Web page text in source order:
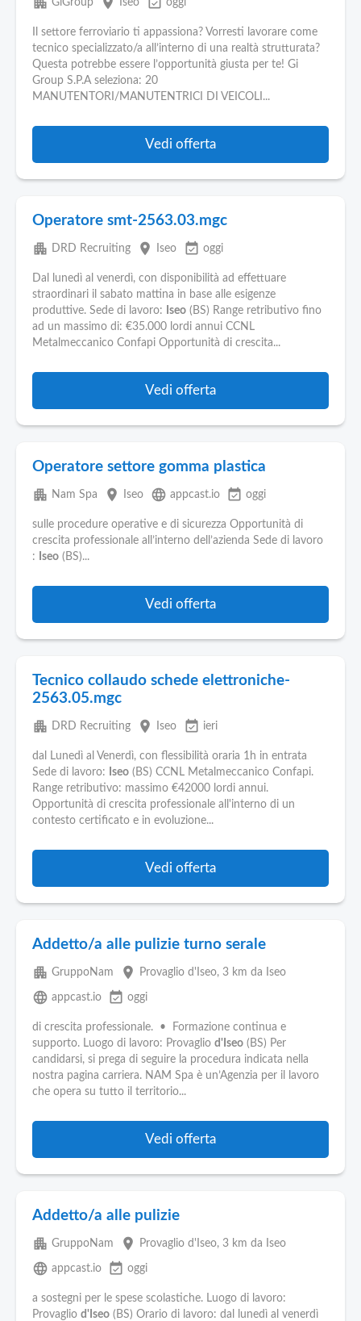
GiGroup Iseo oggi
Il settore ferroviario ti appassiona? Vorresti lavorare come
tecnico specializzato/a all’interno di una realtà strutturata?
Questa potrebbe essere l’opportunità giusta per te! Gi
Group S.P.A seleziona: 20
MANUTENTORI/MANUTENTRICI DI VEICOLI...
Vedi offerta
Operatore smt-2563.03.mgc
apartment DRD Recruiting place Iseo event_available oggi
Dal lunedì al venerdì, con disponibilità ad effettuare
straordinari il sabato mattina in base alle esigenze
produttive. Sede di lavoro:
Iseo (BS) Range retributivo fino
ad un massimo di: €35.000 lordi annui CCNL
Metalmeccanico Confapi Opportunità di crescita...
Vedi offerta
Operatore settore gomma plastica
apartment Nam Spa place Iseo language appcast.io event_available oggi
sulle procedure operative e di sicurezza Opportunità di
crescita professionale all’interno dell’azienda Sede di lavoro
:
Iseo (BS)...
Vedi offerta
Tecnico collaudo schede elettroniche-
2563.05.mgc
apartment DRD Recruiting place Iseo event_available ieri
dal Lunedì al Venerdì, con flessibilità oraria 1h in entrata
Sede di lavoro:
Iseo (BS) CCNL Metalmeccanico Confapi.
Range retributivo: massimo €42000 lordi annui.
Opportunità di crescita professionale all'interno di un
contesto certificato e in evoluzione...
Vedi offerta
Addetto/a alle pulizie turno serale
apartment GruppoNam place Provaglio d'Iseo, 3 km da Iseo
language appcast.io event_available oggi
di crescita professionale. • Formazione continua e
supporto. Luogo di lavoro: Provaglio d'Iseo (BS) Per
candidarsi, si prega di seguire la procedura indicata nella
nostra pagina carriera. NAM Spa è un’Agenzia per il lavoro
che opera su tutto il territorio...
Vedi offerta
Addetto/a alle pulizie
apartment GruppoNam place Provaglio d'Iseo, 3 km da Iseo
language appcast.io event_available oggi
a sostegni per le spese scolastiche. Luogo di lavoro:
Provaglio d'Iseo (BS) Orario di lavoro: dal lunedì al venerdì